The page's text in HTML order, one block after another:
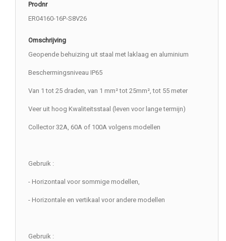
Prodnr
ER04160-16P-S8V26
Omschrijving
Geopende behuizing uit staal met laklaag en aluminium
Beschermingsniveau IP65
Van 1 tot 25 draden, van 1 mm² tot 25mm², tot 55 meter
Veer uit hoog Kwaliteitsstaal (leven voor lange termijn)
Collector 32A, 60A of 100A volgens modellen
Gebruik :
- Horizontaal voor sommige modellen,
- Horizontale en vertikaal voor andere modellen
Gebruik :